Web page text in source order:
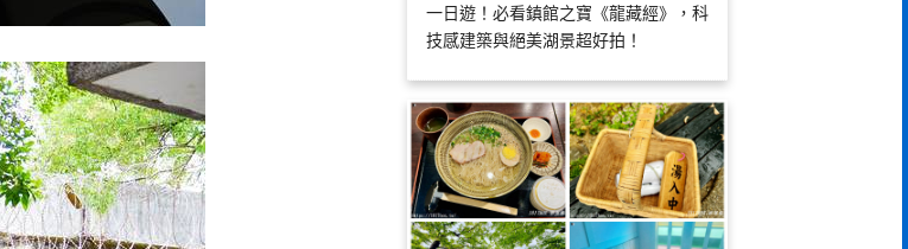
一日遊！必看鎮館之寶《龍藏經》，科
技感建築與絕美湖景超好拍！